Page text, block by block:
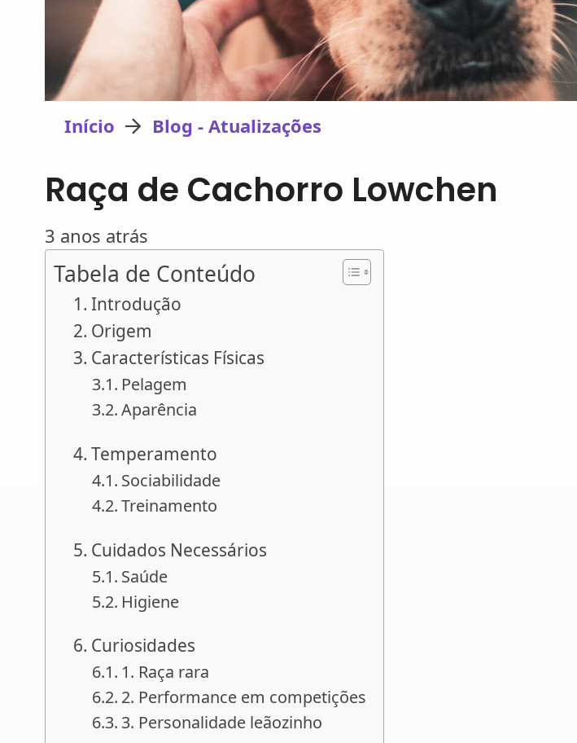
Início Blog - Atualizações
Raça de Cachorro Lowchen
3 anos atrás
Tabela de Conteúdo
Introdução
Origem
Características Físicas
Pelagem
Aparência
Temperamento
Sociabilidade
Treinamento
Cuidados Necessários
Saúde
Higiene
Curiosidades
1. Raça rara
2. Performance em competições
3. Personalidade leãozinho